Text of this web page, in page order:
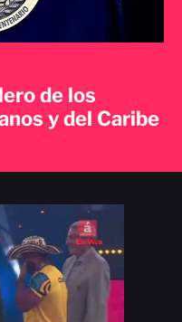
de los
y del Caribe